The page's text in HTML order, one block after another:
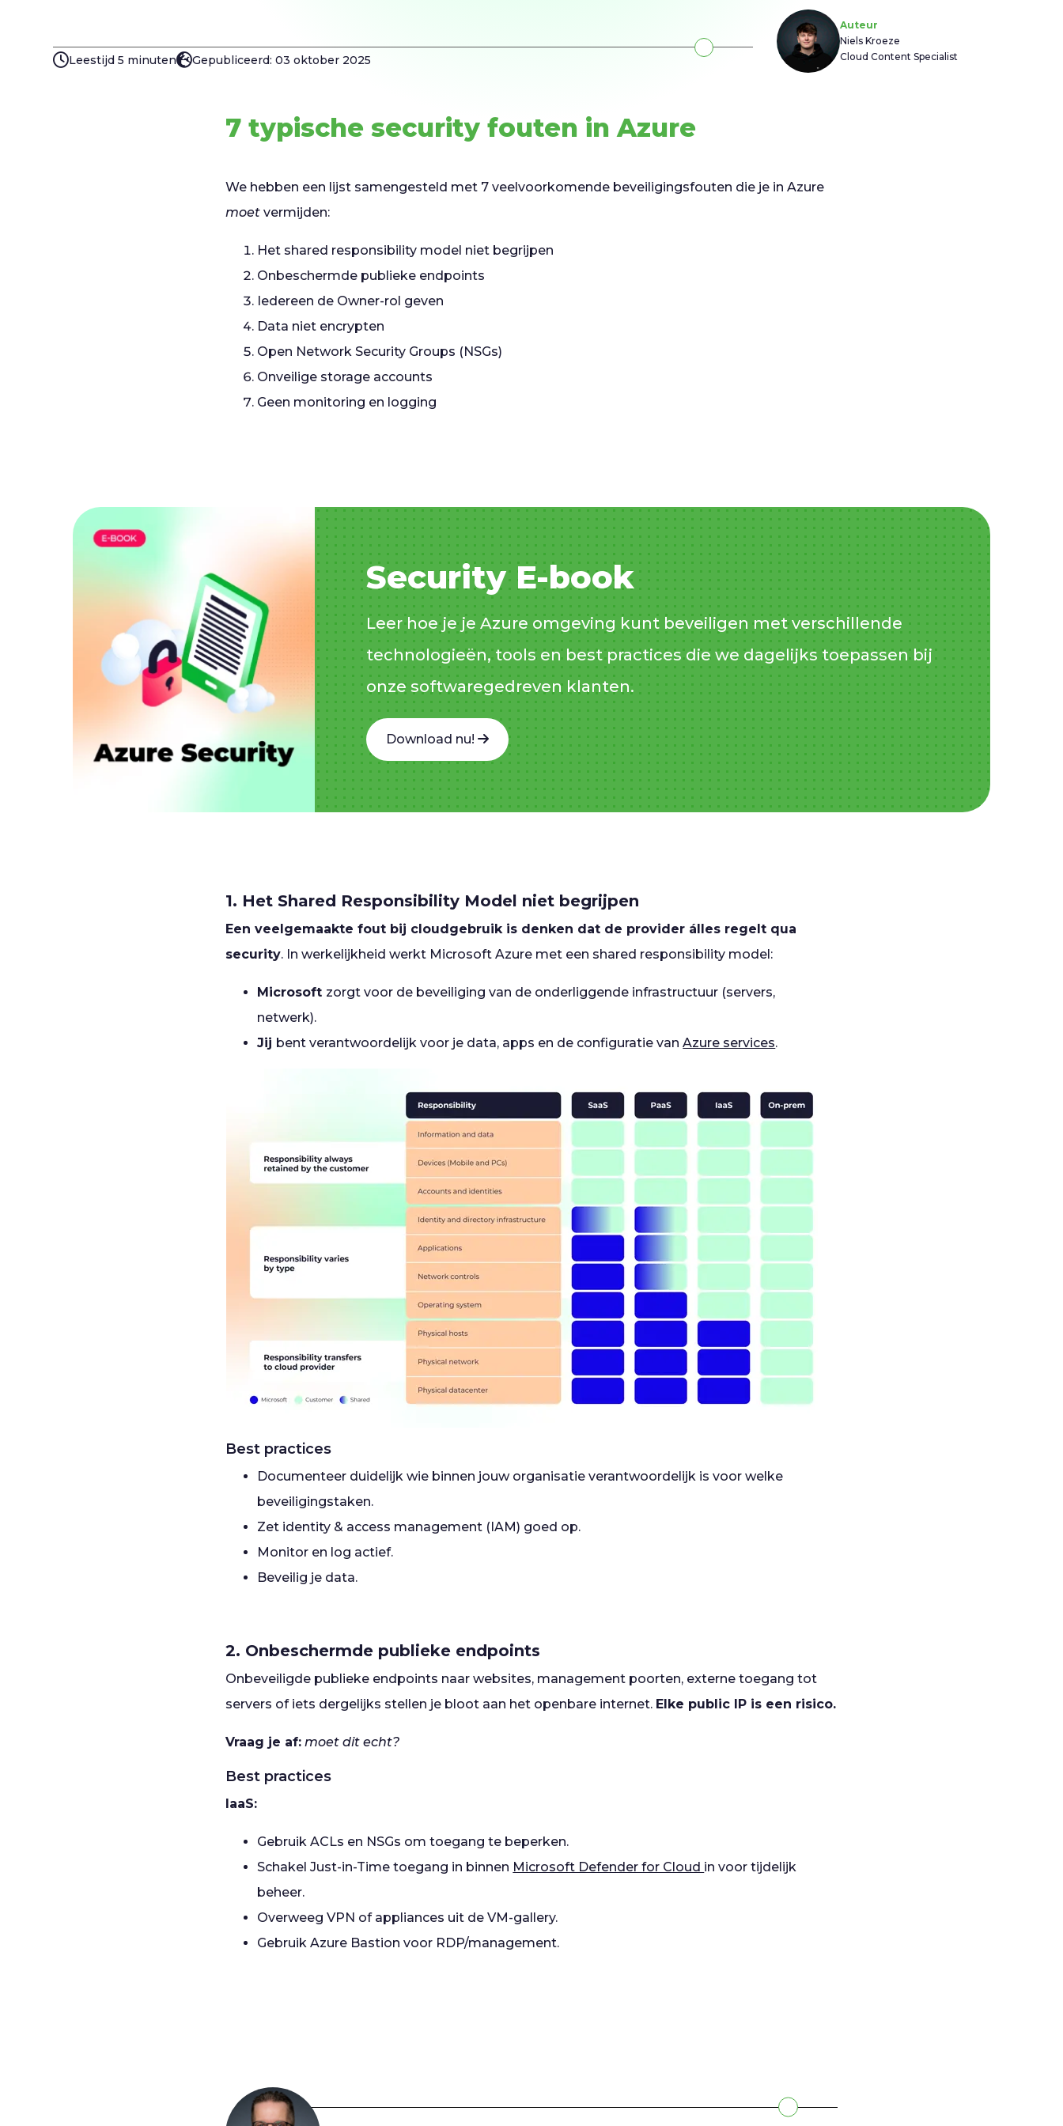
Auteur
Niels Kroeze
Cloud Content Specialist
Leestijd 5 minuten Gepubliceerd: 03 oktober 2025
7 typische security fouten in Azure
We hebben een lijst samengesteld met 7 veelvoorkomende beveiligingsfouten die je in Azure
moetvermijden:
Het shared responsibility model niet begrijpen
Onbeschermde publieke endpoints
Iedereen de Owner-rol geven
Data niet encrypten
Open Network Security Groups (NSGs)
Onveilige storage accounts
Geen monitoring en logging
Security E-book
Leer hoe je je Azure omgeving kunt beveiligen met verschillende
technologieën, tools en best practices die we dagelijks toepassen bij
onze softwaregedreven klanten.
Download nu!
1. Het Shared Responsibility Model niet begrijpen
Een veelgemaakte fout bij cloudgebruik is denken dat de provider álles regelt qua
security. In werkelijkheid werkt Microsoft Azure met een shared responsibility model:
Microsoft zorgt voor de beveiliging van de onderliggende infrastructuur (servers,
netwerk).
Jij bent verantwoordelijk voor je data, apps en de configuratie vanAzure services.
Best practices
Documenteer duidelijk wie binnen jouw organisatie verantwoordelijk is voor welke
beveiligingstaken.
Zet identity & access management (IAM) goed op.
Monitor en log actief.
Beveilig je data.
2. Onbeschermde publieke endpoints
Onbeveiligde publieke endpoints naar websites, management poorten, externe toegang tot
servers of iets dergelijks stellen je bloot aan het openbare internet. Elke public IP is een risico.
Vraag je af: moet dit echt?
Best practices
IaaS:
Gebruik ACLs en NSGs om toegang te beperken.
Schakel Just-in-Time toegang in binnen Microsoft Defender for Cloud in voor tijdelijk
beheer.
Overweeg VPN of appliances uit de VM-gallery.
Gebruik Azure Bastion voor RDP/management.